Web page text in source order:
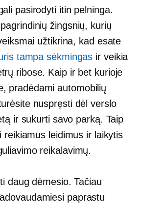
pasirodyti itin pelninga.
žingsnių, kurių
užtikrina, kad esate
tampa sėkmingas ir veikia
ribose. Kaip ir bet kurioje
pradėdami automobilių
nuspręsti dėl verslo
ir sukurti savo parką. Taip
reikiamus leidimus ir laikytis
reikalavimų.
daug dėmesio. Tačiau
paprastu